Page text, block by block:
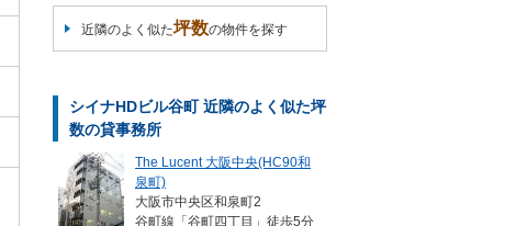
近隣のよく似た坪数の物件を探す
シイナHDビル谷町 近隣のよく似た坪
数の貸事務所
The Lucent 大阪中央(HC90和
泉町)
大阪市中央区和泉町2
谷町線「谷町四丁目」徒歩5分